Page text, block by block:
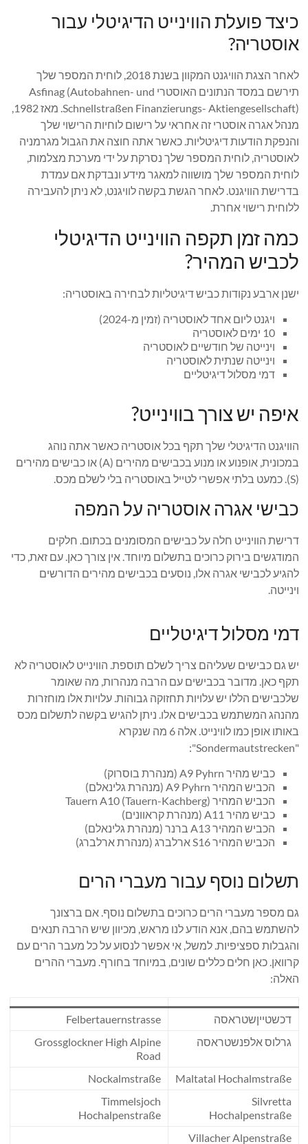
כיצד פועלת הווינייט הדיגיטלי עבור
אוסטריה?
לאחר הצגת הוויגנט המקוון בשנת 2018, לוחית המספר שלך
תירשם במסד הנתונים האוסטרי Asfinag (Autobahnen- und
Schnellstraßen Finanzierungs- Aktiengesellschaft). מאז 1982,
מנהל אגרה אוסטרי זה אחראי על רישום לוחיות הרישוי שלך
והנפקת הודעות דיגיטליות. כאשר אתה חוצה את הגבול מגרמניה
לאוסטריה, לוחית המספר שלך נסרקת על ידי מערכת מצלמות,
לוחית המספר שלך מושווה למאגר מידע ונבדקת אם עמדת
בדרישת הוויגנט. לאחר הגשת בקשה לוויגנט, לא ניתן להעבירה
ללוחית רישוי אחרת.
כמה זמן תקפה הווינייט הדיגיטלי
לכביש המהיר?
ישנן ארבע נקודות כביש דיגיטליות לבחירה באוסטריה:
ויגנט ליום אחד לאוסטריה (זמין מ-2024)
10 ימים לאוסטריה
וינייטה של ​​חודשיים לאוסטריה
וינייטה שנתית לאוסטריה
דמי מסלול דיגיטליים
איפה יש צורך בווינייט?
הוויגנט הדיגיטלי שלך תקף בכל אוסטריה כאשר אתה נוהג
במכונית, אופנוע או מנוע בכבישים מהירים (A) או כבישים מהירים
(S). כמעט בלתי אפשרי לטייל באוסטריה בלי לשלם מכס.
כבישי אגרה אוסטריה על המפה
דרישת הווינייט חלה על כבישים המסומנים בכתום. חלקים
המודגשים בירוק כרוכים בתשלום מיוחד. אין צורך כאן. עם זאת, כדי
להגיע לכבישי אגרה אלו, נוסעים בכבישים מהירים הדורשים
וינייטה.
דמי מסלול דיגיטליים
יש גם כבישים שעליהם צריך לשלם תוספת. הווינייט לאוסטריה לא
תקף כאן. מדובר בכבישים עם הרבה מנהרות, מה שאומר
שלכבישים הללו יש עלויות תחזוקה גבוהות. עלויות אלו מוחזרות
מהנהג המשתמש בכבישים אלו. ניתן להגיש בקשה לתשלום מכס
באותו אופן כמו לווינייט. אלה 6 מה שנקרא
"Sondermautstrecken":
כביש מהיר A9 Pyhrn (מנהרת בוסרוק)
הכביש המהיר A9 Pyhrn (מנהרת גלינאלם)
הכביש המהיר Tauern A10 (Tauern-Kachberg)
כביש מהיר A11 (מנהרת קראוונים)
הכביש המהיר A13 ברנר (מנהרת גלינאלם)
הכביש המהיר S16 ארלברג (מנהרת ארלברג)
תשלום נוסף עבור מעברי הרים
גם מספר מעברי הרים כרוכים בתשלום נוסף. אם ברצונך
להשתמש בהם, אנא הודע לנו מראש, מכיוון שיש הרבה תנאים
והגבלות ספציפיות. למשל, אי אפשר לנסוע על כל מעבר הרים עם
קרוואן. כאן חלים כללים שונים, במיוחד בחורף. מעברי ההרים
האלה:
דכשטייןשטראסה
Felbertauernstrasse
גרלוס אלפנשטראסה
Grossglockner High Alpine
Road
Maltatal Hochalmstraße
Nockalmstraße
Silvretta
Hochalpenstraße
Timmelsjoch
Hochalpenstraße
Villacher Alpenstraße